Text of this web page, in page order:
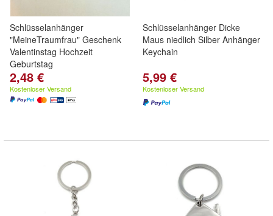
Schlüsselanhänger
"MeineTraumfrau" Geschenk
Valentinstag Hochzeit
Geburtstag
2,48 €
Kostenloser Versand
Schlüsselanhänger Dicke
Maus niedlich Silber Anhänger
Keychain
5,99 €
Kostenloser Versand